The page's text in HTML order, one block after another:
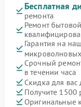
Бесплатная
ремонта
Ремонт
Гарантия на
Срочный
в течении часа
Скидка для вас
Получите 1500
Оригинальные